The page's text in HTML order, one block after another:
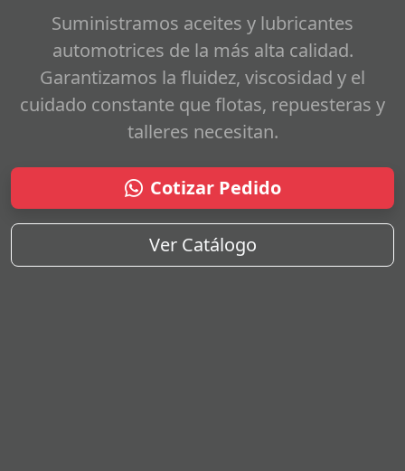
Suministramos aceites y lubricantes
automotrices de la más alta calidad.
Garantizamos la fluidez, viscosidad y el
cuidado constante que flotas, repuesteras y
talleres necesitan.
Cotizar Pedido
Ver Catálogo